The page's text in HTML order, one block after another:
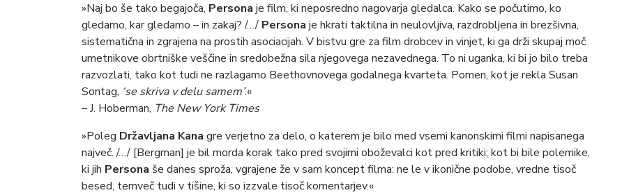
»Naj bo še tako begajoča, Persona je film, ki neposredno nagovarja gledalca. Kako se počutimo, ko
gledamo, kar gledamo – in zakaj? /…/ Persona je hkrati taktilna in neulovljiva, razdrobljena in brezšivna,
sistematična in zgrajena na prostih asociacijah. V bistvu gre za film drobcev in vinjet, ki ga drži skupaj moč
umetnikove obrtniške veščine in sredobežna sila njegovega nezavednega. To ni uganka, ki bi jo bilo treba
razvozlati, tako kot tudi ne razlagamo Beethovnovega godalnega kvarteta. Pomen, kot je rekla Susan
Sontag, ‘se skriva v delu samem’.«
– J. Hoberman, The New York Times
»Poleg Državljana Kana gre verjetno za delo, o katerem je bilo med vsemi kanonskimi filmi napisanega
največ. /…/ [Bergman] je bil morda korak tako pred svojimi oboževalci kot pred kritiki; kot bi bile polemike,
ki jih Persona še danes sproža, vgrajene že v sam koncept filma: ne le v ikonične podobe, vredne tisoč
besed, temveč tudi v tišine, ki so izzvale tisoč komentarjev.«